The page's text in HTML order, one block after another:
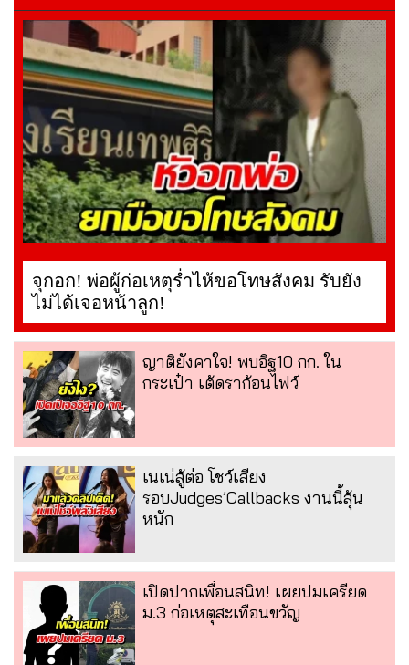
จุกอก! พ่อผู้ก่อเหตุร่ำไห้ขอโทษสังคม รับยัง
ไม่ได้เจอหน้าลูก!
ญาติยังคาใจ! พบอิฐ10 กก. ใน
กระเป๋า เต้ดราก้อนไฟว์
เนเน่สู้ต่อ โชว์เสียง
รอบJudges’Callbacks งานนี้ลุ้น
หนัก
เปิดปากเพื่อนสนิท! เผยปมเครียด
ม.3 ก่อเหตุสะเทือนขวัญ